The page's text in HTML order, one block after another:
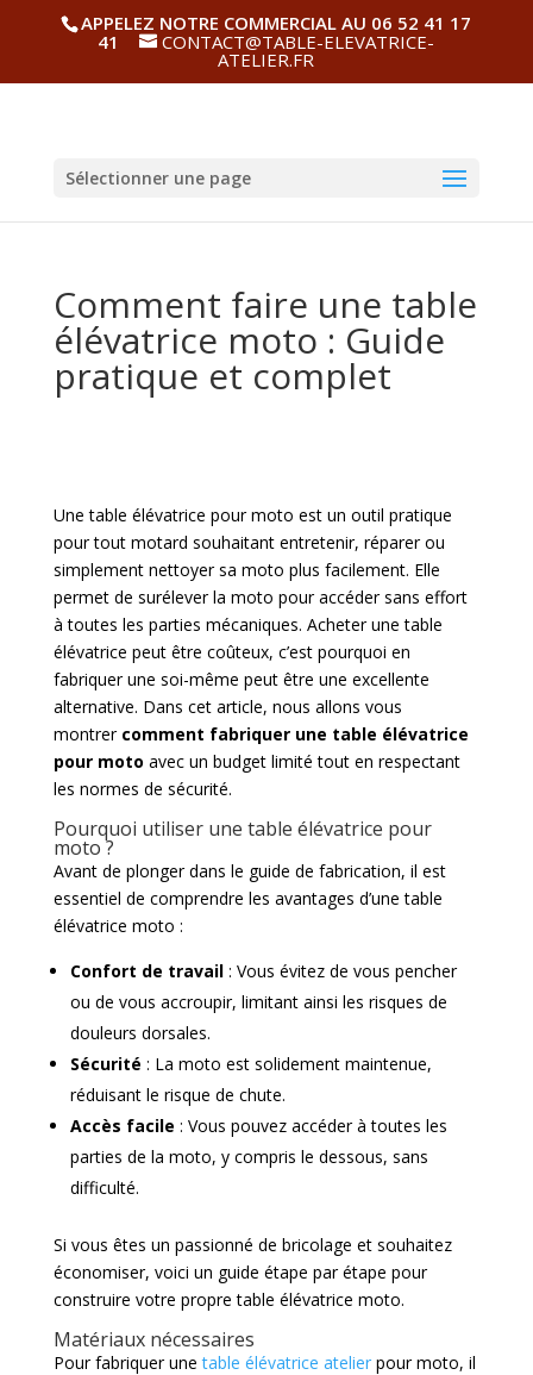
APPELEZ NOTRE COMMERCIAL AU 06 52 41 17
41
CONTACT@TABLE-ELEVATRICE-
ATELIER.FR
Sélectionner une page
Comment faire une table
élévatrice moto : Guide
pratique et complet
Une table élévatrice pour moto est un outil pratique
pour tout motard souhaitant entretenir, réparer ou
simplement nettoyer sa moto plus facilement. Elle
permet de surélever la moto pour accéder sans effort
à toutes les parties mécaniques. Acheter une table
élévatrice peut être coûteux, c’est pourquoi en
fabriquer une soi-même peut être une excellente
alternative. Dans cet article, nous allons vous
montrer comment fabriquer une table élévatrice
pour moto avec un budget limité tout en respectant
les normes de sécurité.
Pourquoi utiliser une table élévatrice pour
moto ?
Avant de plonger dans le guide de fabrication, il est
essentiel de comprendre les avantages d’une table
élévatrice moto :
Confort de travail : Vous évitez de vous pencher
ou de vous accroupir, limitant ainsi les risques de
douleurs dorsales.
Sécurité : La moto est solidement maintenue,
réduisant le risque de chute.
Accès facile : Vous pouvez accéder à toutes les
parties de la moto, y compris le dessous, sans
difficulté.
Si vous êtes un passionné de bricolage et souhaitez
économiser, voici un guide étape par étape pour
construire votre propre table élévatrice moto.
Matériaux nécessaires
Pour fabriquer une table élévatrice atelier pour moto, il